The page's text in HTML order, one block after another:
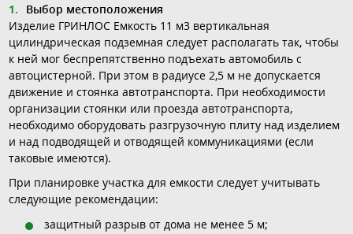
Выбор местоположения
Изделие ГРИНЛОС Емкость 11 м3 вертикальная
цилиндрическая подземная следует располагать так, чтобы
к ней мог беспрепятственно подъехать автомобиль с
автоцистерной. При этом в радиусе 2,5 м не допускается
движение и стоянка автотранспорта. При необходимости
организации стоянки или проезда автотранспорта,
необходимо оборудовать разгрузочную плиту над изделием
и над подводящей и отводящей коммуникациями (если
таковые имеются).
При планировке участка для емкости следует учитывать
следующие рекомендации:
защитный разрыв от дома не менее 5 м;